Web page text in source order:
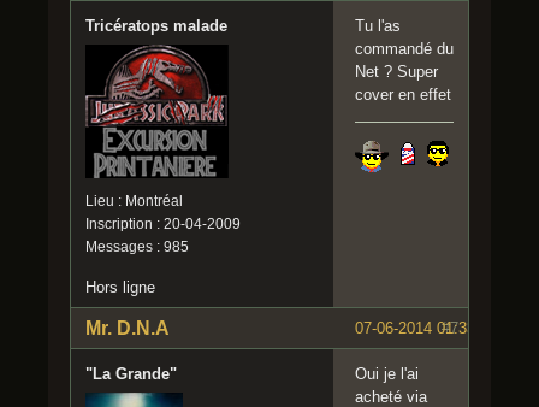
Tricératops malade
Lieu : Montréal
Inscription : 20-04-2009
Messages : 985
Tu l'as
commandé du
Net ? Super
cover en effet
Hors ligne
#7
07-06-2014 01:33:55
Mr. D.N.A
"La Grande"
Oui je l'ai
acheté via